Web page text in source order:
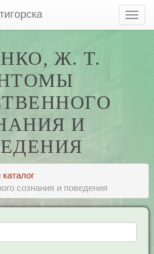
Ж. Т.
И
сознания и поведения